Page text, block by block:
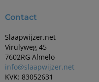
Contact
Slaapwijzer.net
Virulyweg 45
7602RG Almelo
info@slaapwijzer.net
KVK: 83052631